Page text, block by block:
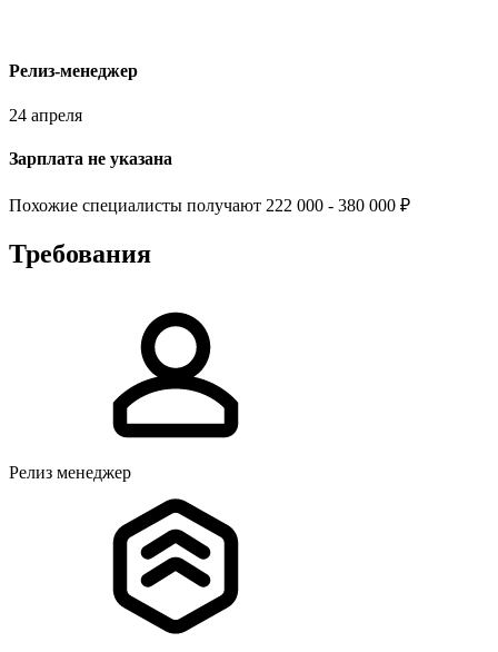
Релиз-менеджер
24 апреля
Зарплата не указана
Похожие специалисты получают 222 000 - 380 000 ₽
Требования
Релиз менеджер